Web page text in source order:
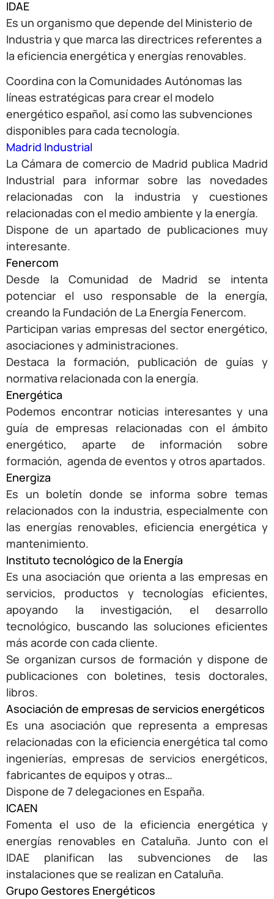
IDAE
Es un organismo que depende del Ministerio de
Industria y que marca las directrices referentes a
la eficiencia energética y energías renovables.
Coordina con la Comunidades Autónomas las
líneas estratégicas para crear el modelo
energético español, así como las subvenciones
disponibles para cada tecnología.
Madrid Industrial
La Cámara de comercio de Madrid publica Madrid
Industrial para informar sobre las novedades
relacionadas con la industria y cuestiones
relacionadas con el medio ambiente y la energía.
Dispone de un apartado de publicaciones muy
interesante.
Fenercom
Desde la Comunidad de Madrid se intenta
potenciar el uso responsable de la energía,
creando la Fundación de La Energía Fenercom.
Participan varias empresas del sector energético,
asociaciones y administraciones.
Destaca la formación, publicación de guías y
normativa relacionada con la energía.
Energética
Podemos encontrar noticias interesantes y una
guía de empresas relacionadas con el ámbito
energético, aparte de información sobre
formación, agenda de eventos y otros apartados.
Energiza
Es un boletín donde se informa sobre temas
relacionados con la industria, especialmente con
las energías renovables, eficiencia energética y
mantenimiento.
Instituto tecnológico de la Energía
Es una asociación que orienta a las empresas en
servicios, productos y tecnologías eficientes,
apoyando la investigación, el desarrollo
tecnológico, buscando las soluciones eficientes
más acorde con cada cliente.
Se organizan cursos de formación y dispone de
publicaciones con boletines, tesis doctorales,
libros.
Asociación de empresas de servicios energéticos
Es una asociación que representa a empresas
relacionadas con la eficiencia energética tal como
ingenierías, empresas de servicios energéticos,
fabricantes de equipos y otras…
Dispone de 7 delegaciones en España.
ICAEN
Fomenta el uso de la eficiencia energética y
energías renovables en Cataluña. Junto con el
IDAE planifican las subvenciones de las
instalaciones que se realizan en Cataluña.
Grupo Gestores Energéticos